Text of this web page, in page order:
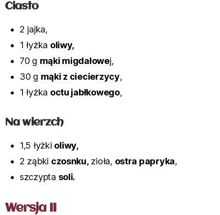
Ciasto
2 jajka,
1 łyżka oliwy,
70 g mąki migdałowej,
30 g mąki z ciecierzycy,
1 łyżka octu jabłkowego,
Na wierzch
1,5 łyżki oliwy,
2 ząbki czosnku,zioła, ostra papryka,
szczypta soli.
Wersja II